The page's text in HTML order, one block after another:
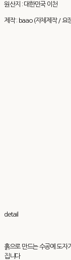
원산지 : 대한민국 이천
제작 : baao (자체제작 / 요
detail
흙으로 만드는 수공예 도자
집니다